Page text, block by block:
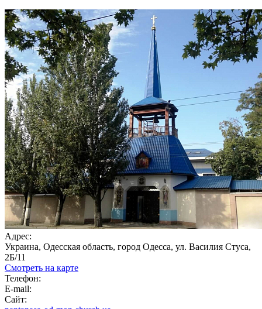
Адрес:
Украина, Одесская область, город Одесса, ул. Василия Стуса,
2Б/11
Смотреть на карте
Телефон:
E-mail:
Сайт: